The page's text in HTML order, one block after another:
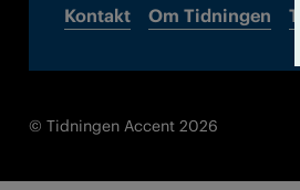
Kontakt Om Tidningen
© Tidningen Accent 2026